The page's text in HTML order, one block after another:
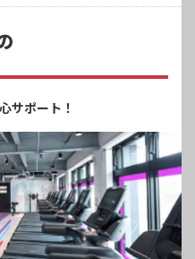
サポート！